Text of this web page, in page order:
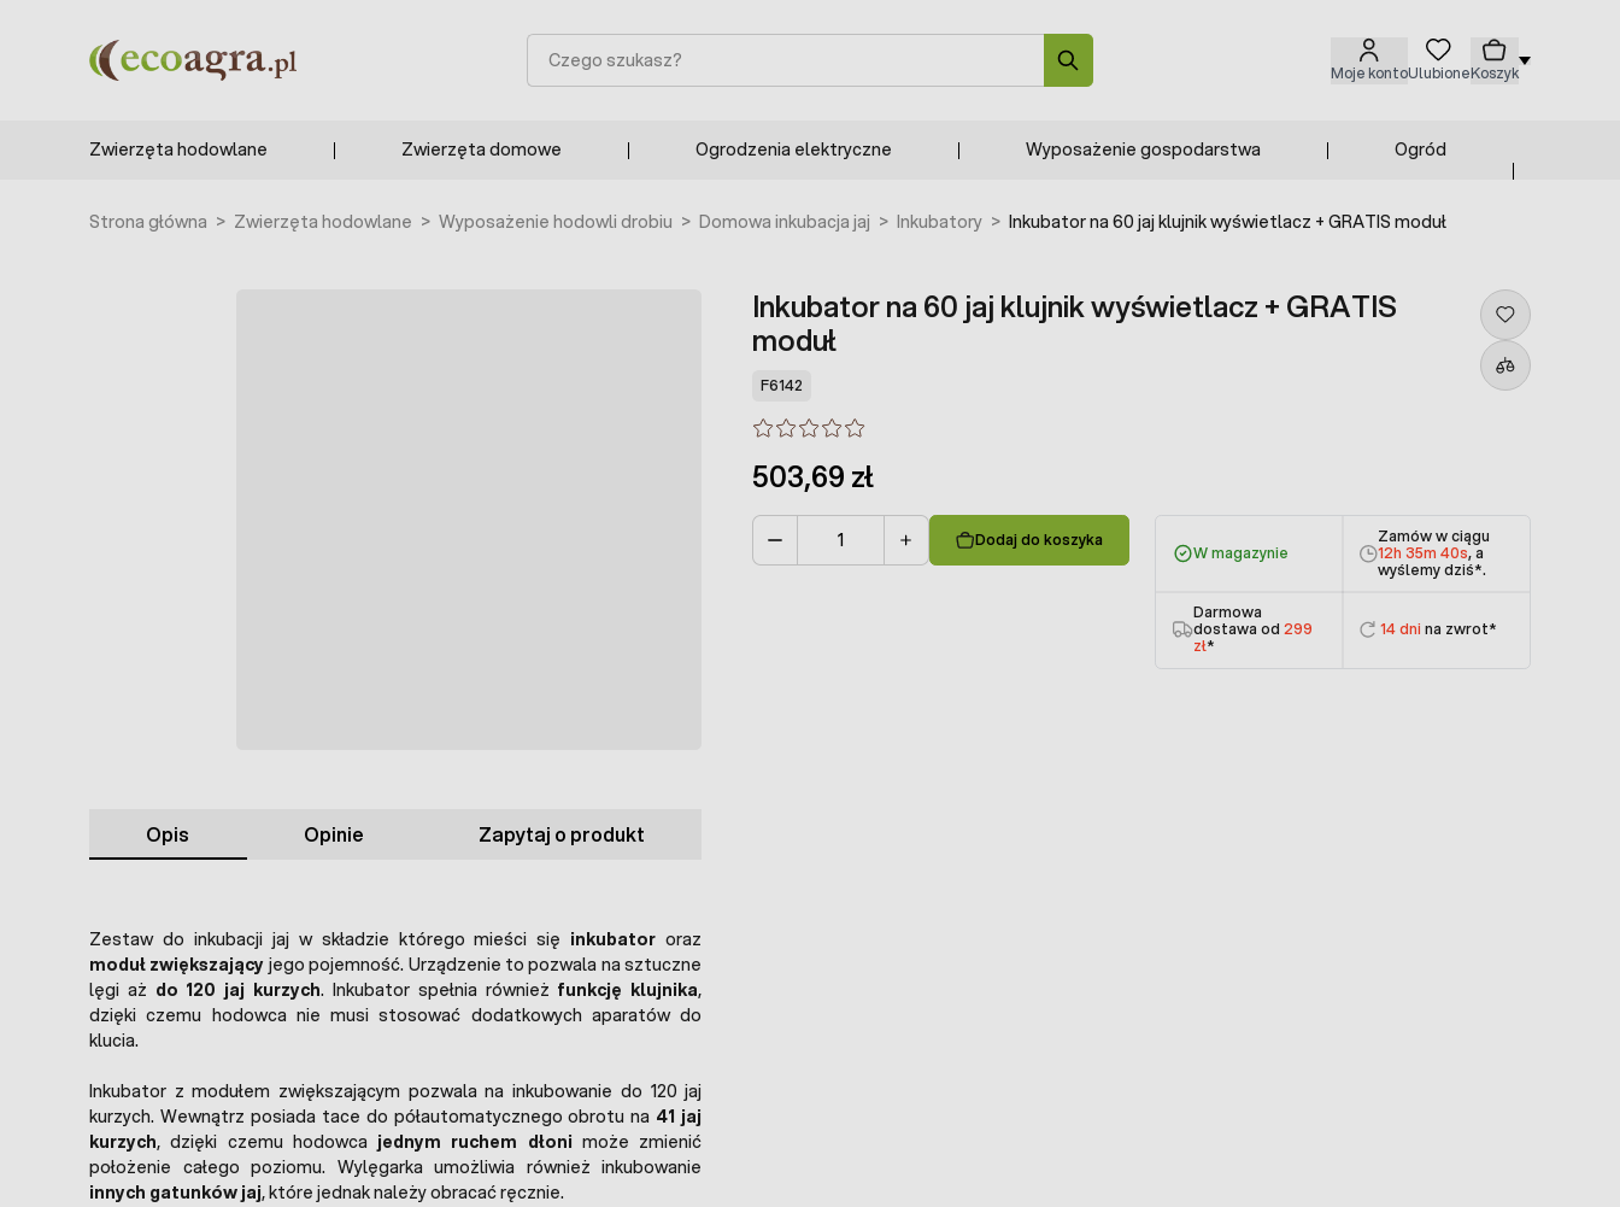
Moje kontoUlubioneKoszyk
Szukaj
Zwierzęta hodowlane Zwierzęta domowe Ogrodzenia elektryczne Wyposażenie gospodarstwa Ogród
Strona główna > Zwierzęta hodowlane > Wyposażenie hodowli drobiu > Domowa inkubacja jaj > Inkubatory > Inkubator na 60 jaj klujnik wyświetlacz + GRATIS moduł
Inkubator na 60 jaj klujnik wyświetlacz + GRATIS
moduł
F6142
503,69 zł
Dodaj do koszyka
W magazynie
Zamów w ciągu
12h 35m 40s, a
wyślemy dziś*.
Darmowa
dostawa od 299
zł*
14 dni na zwrot*
Opis Opinie Zapytaj o produkt
Zestaw do inkubacji jaj w składzie którego mieści się inkubator oraz
moduł zwiększający jego pojemność. Urządzenie to pozwala na sztuczne
lęgi aż do 120 jaj kurzych. Inkubator spełnia również funkcję klujnika,
dzięki czemu hodowca nie musi stosować dodatkowych aparatów do
klucia.
Inkubator z modułem zwiększającym pozwala na inkubowanie do 120 jaj
kurzych. Wewnątrz posiada tace do półautomatycznego obrotu na 41 jaj
kurzych, dzięki czemu hodowca jednym ruchem dłoni może zmienić
położenie całego poziomu. Wylęgarka umożliwia również inkubowanie
innych gatunków jaj, które jednak należy obracać ręcznie.